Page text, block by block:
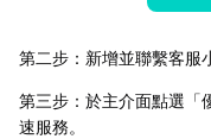
第二步：新增並聯繫客服
第三步：於主介面點選「
速服務。